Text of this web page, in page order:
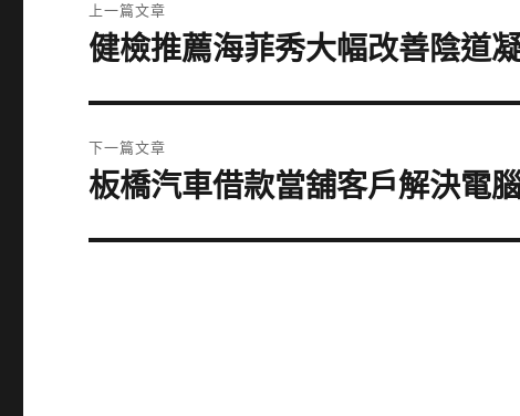
章
上一篇文章
上
篇
文
章:
健檢推薦海菲秀大幅改善陰道
下一篇文章
下
篇
板橋汽車借款當舖客戶解決電